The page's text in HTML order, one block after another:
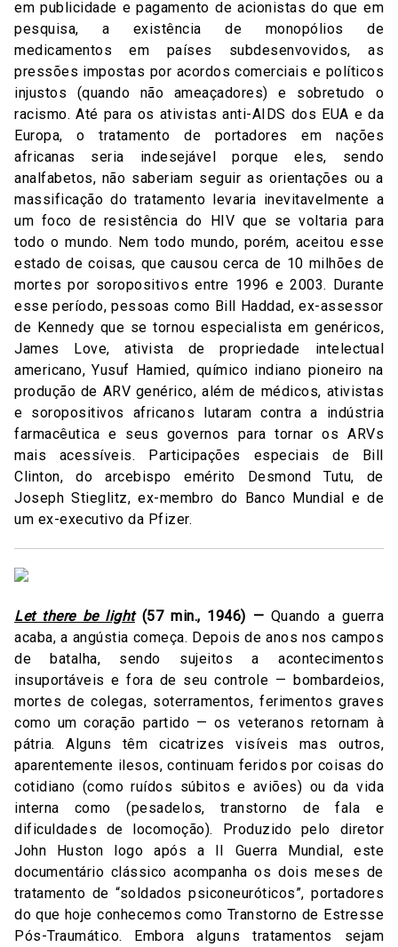
em publicidade e pagamento de acionistas do que em
pesquisa, a existência de monopólios de
medicamentos em países subdesenvovidos, as
pressões impostas por acordos comerciais e políticos
injustos (quando não ameaçadores) e sobretudo o
racismo. Até para os ativistas anti-AIDS dos EUA e da
Europa, o tratamento de portadores em nações
africanas seria indesejável porque eles, sendo
analfabetos, não saberiam seguir as orientações ou a
massificação do tratamento levaria inevitavelmente a
um foco de resistência do HIV que se voltaria para
todo o mundo. Nem todo mundo, porém, aceitou esse
estado de coisas, que causou cerca de 10 milhões de
mortes por soropositivos entre 1996 e 2003. Durante
esse período, pessoas como Bill Haddad, ex-assessor
de Kennedy que se tornou especialista em genéricos,
James Love, ativista de propriedade intelectual
americano, Yusuf Hamied, químico indiano pioneiro na
produção de ARV genérico, além de médicos, ativistas
e soropositivos africanos lutaram contra a indústria
farmacêutica e seus governos para tornar os ARVs
mais acessíveis. Participações especiais de Bill
Clinton, do arcebispo emérito Desmond Tutu, de
Joseph Stieglitz, ex-membro do Banco Mundial e de
um ex-executivo da Pfizer.
Let there be light(57 min., 1946) — Quando a guerra
acaba, a angústia começa. Depois de anos nos campos
de batalha, sendo sujeitos a acontecimentos
insuportáveis e fora de seu controle — bombardeios,
mortes de colegas, soterramentos, ferimentos graves
como um coração partido — os veteranos retornam à
pátria. Alguns têm cicatrizes visíveis mas outros,
aparentemente ilesos, continuam feridos por coisas do
cotidiano (como ruídos súbitos e aviões) ou da vida
interna como (pesadelos, transtorno de fala e
dificuldades de locomoção). Produzido pelo diretor
John Huston logo após a II Guerra Mundial, este
documentário clássico acompanha os dois meses de
tratamento de “soldados psiconeuróticos”, portadores
do que hoje conhecemos como Transtorno de Estresse
Pós-Traumático. Embora alguns tratamentos sejam